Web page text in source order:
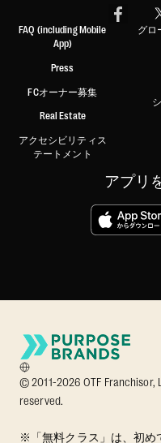
FAQ (including Mobile
App)
Press
FCオーナー募集
Real Estate
アクセシビリティス
テートメント
グロ
アプリ
© 2011-2026 OTF Franchisor,
reserved.
※「無料クラス」は、初め